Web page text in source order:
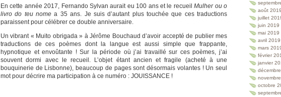
En cette année 2017, Fernando Sylvan aurait eu 100 ans et le recueilMulher ou o
livro do teu nome a 35 ans. Je suis d’autant plus touchée que ces traductions
paraissent pour célébrer ce double anniversaire.
Un vibrant « Muito obrigada » à Jérôme Bouchaud d’avoir accepté de publier mes
traductions de ces poèmes dont la langue est aussi simple que frappante,
hypnotique et envoûtante ! Sur la période où j’ai travaillé sur ces poèmes, j’ai
souvent dormi avec le recueil. L’objet étant ancien et fragile (acheté à une
bouquinerie de Lisbonne), beaucoup de pages sont désormais volantes ! Un seul
mot pour décrire ma participation à ce numéro : JOUISSANCE !
août 2019
juillet
juin 2019
mai 2019
avril 2019
mars
février
janvier
octobre